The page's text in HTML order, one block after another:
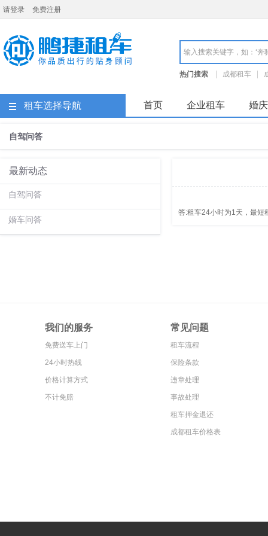
请登录 免费注册
热门搜索 成都租车
租车选择导航 首页 企业租车 婚
自驾问答
最新动态
自驾问答
婚车问答
答:租车24小时为1天，最短
常见问题
租车流程
保险条款
违章处理
事故处理
租车押金退还
成都租车价格表
我们的服务
免费送车上门
24小时热线
价格计算方式
不计免赔